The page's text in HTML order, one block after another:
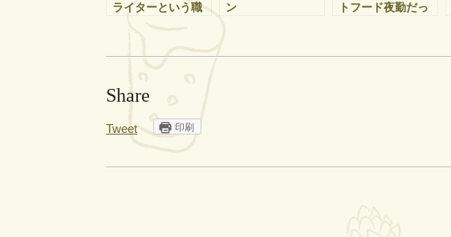
ライターという職
ン
トフード夜勤だっ
Share
Tweet 印刷